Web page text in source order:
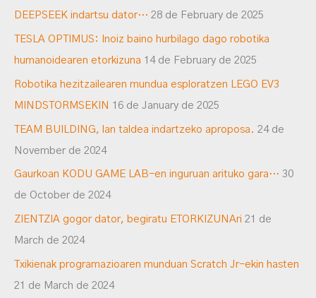
DEEPSEEK indartsu dator… 28 de February de 2025
TESLA OPTIMUS: Inoiz baino hurbilago dago robotika
humanoidearen etorkizuna 14 de February de 2025
Robotika hezitzailearen mundua esploratzen LEGO EV3
MINDSTORMSEKIN 16 de January de 2025
TEAM BUILDING, lan taldea indartzeko aproposa. 24 de
November de 2024
Gaurkoan KODU GAME LAB-en inguruan arituko gara… 30
de October de 2024
ZIENTZIA gogor dator, begiratu ETORKIZUNAri 21 de
March de 2024
Txikienak programazioaren munduan Scratch Jr-ekin hasten
21 de March de 2024